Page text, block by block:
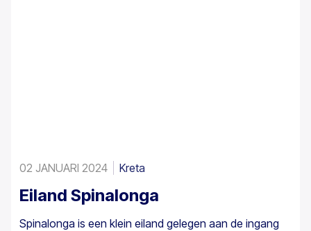
02 JANUARI 2024 Kreta
Eiland Spinalonga
Spinalonga is een klein eiland gelegen aan de ingang